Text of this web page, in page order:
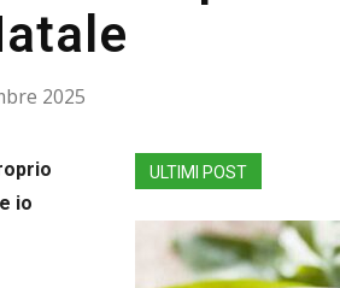
2025
io
ULTIMI POST